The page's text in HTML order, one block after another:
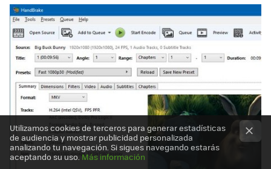
Utilizamos cookies de terceros para generar estadísticas
de audiencia y mostrar publicidad personalizada
analizando tu navegación. Si sigues navegando estarás
aceptando su uso. Más información